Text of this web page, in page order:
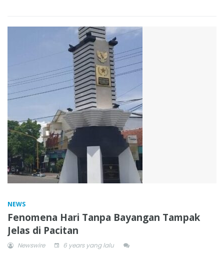
NEWS
Fenomena Hari Tanpa Bayangan Tampak
Jelas di Pacitan
Newswire 6 years yang lalu